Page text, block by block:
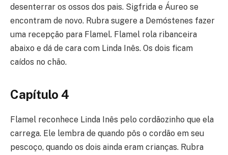
desenterrar os ossos dos pais. Sigfrida e Áureo se
encontram de novo. Rubra sugere a Demóstenes fazer
uma recepção para Flamel. Flamel rola ribanceira
abaixo e dá de cara com Linda Inês. Os dois ficam
caídos no chão.
Capítulo 4
Flamel reconhece Linda Inês pelo cordãozinho que ela
carrega. Ele lembra de quando pôs o cordão em seu
pescoço, quando os dois ainda eram crianças. Rubra